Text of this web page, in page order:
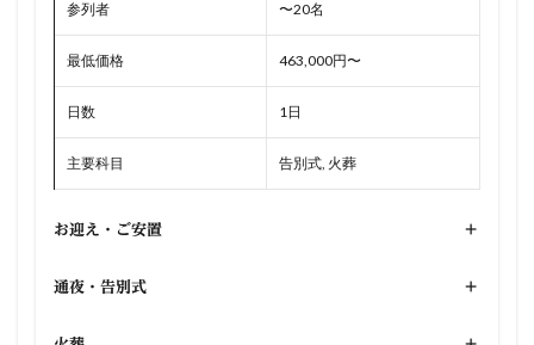
参列者 〜20名
最低価格 463,000円〜
日数 1日
主要科目 告別式, 火葬
お迎え・ご安置 +
通夜・告別式 +